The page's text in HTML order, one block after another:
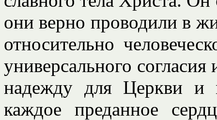
они верно проводили в
относительно
универсального
надежду для Церкви и
каждое преданное